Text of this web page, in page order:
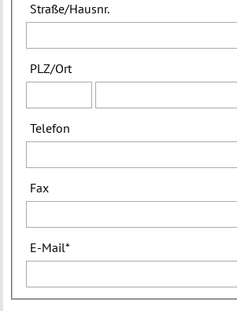
Straße/Hausnr.
PLZ/Ort
Telefon
Fax
E-Mail*